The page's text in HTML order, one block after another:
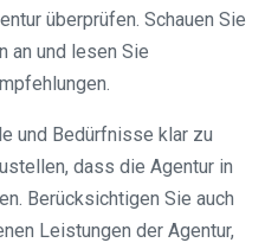
überprüfen. Schauen Sie
an und lesen Sie
und Bedürfnisse klar zu
dass die Agentur in
Berücksichtigen Sie auch
Leistungen der Agentur,